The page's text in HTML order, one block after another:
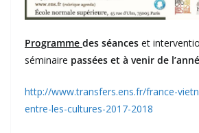
Programme des séances et
séminaire passées et à venir de
http://www.transfers.ens.fr/france-
entre-les-cultures-2017-2018